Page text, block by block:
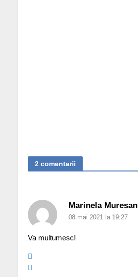
2 comentarii
Marinela Muresan
08 mai 2021 la 19:27
Va multumesc!